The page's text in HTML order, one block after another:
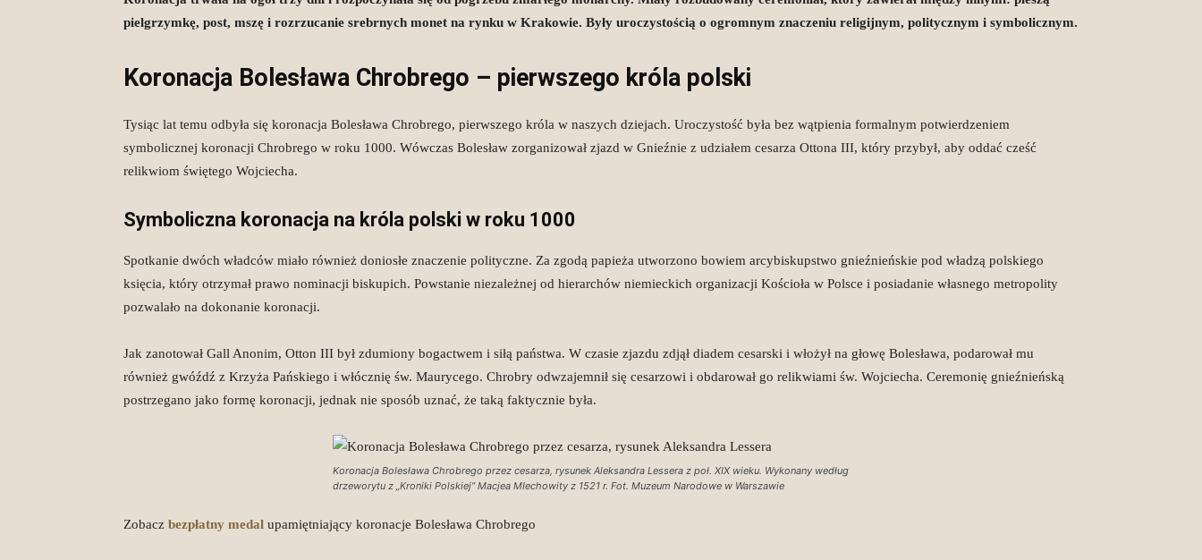
monetach
historycznych
pielgrzymkę, post, mszę i rozrzucanie srebrnych monet na rynku w Krakowie. Były uroczystością o ogromnym znaczeniu religijnym, politycznym i symbolicznym.
Koronacja Bolesława Chrobrego – pierwszego króla polski
Tysiąc lat temu odbyła się koronacja Bolesława Chrobrego, pierwszego króla w naszych dziejach. Uroczystość była bez wątpienia formalnym potwierdzeniem
symbolicznej koronacji Chrobrego w roku 1000. Wówczas Bolesław zorganizował zjazd w Gnieźnie z udziałem cesarza Ottona III, który przybył, aby oddać cześć
relikwiom świętego Wojciecha.
Symboliczna koronacja na króla polski w roku 1000
Spotkanie dwóch władców miało również doniosłe znaczenie polityczne. Za zgodą papieża utworzono bowiem arcybiskupstwo gnieźnieńskie pod władzą polskiego
księcia, który otrzymał prawo nominacji biskupich. Powstanie niezależnej od hierarchów niemieckich organizacji Kościoła w Polsce i posiadanie własnego metropolity
pozwalało na dokonanie koronacji.
Jak zanotował Gall Anonim, Otton III był zdumiony bogactwem i siłą państwa. W czasie zjazdu zdjął diadem cesarski i włożył na głowę Bolesława, podarował mu
również gwóźdź z Krzyża Pańskiego i włócznię św. Maurycego. Chrobry odwzajemnił się cesarzowi i obdarował go relikwiami św. Wojciecha. Ceremonię gnieźnieńską
postrzegano jako formę koronacji, jednak nie sposób uznać, że taką faktycznie była.
Koronacja Bolesława Chrobrego przez cesarza, rysunek Aleksandra Lessera z poł. XIX wieku. Wykonany według
drzeworytu z „Kroniki Polskiej” Macjea MIechowity z 1521 r. Fot. Muzeum Narodowe w Warszawie
Zobacz bezpłatny medal upamiętniający koronacje Bolesława Chrobrego